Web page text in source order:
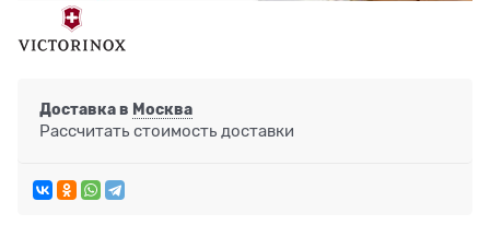
Доставка в Москва
Рассчитать стоимость доставки